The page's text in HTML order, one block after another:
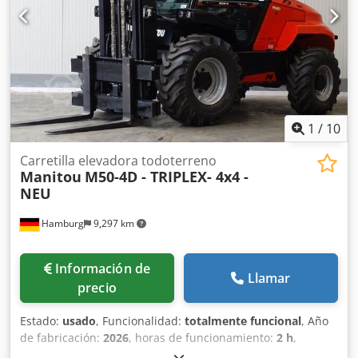
con cargador externo Sistema de llenado automático Vea el
vídeo en YouTube Djdjy Niimopfx Agvskr
1 / 10
Hamburg 9,297 km
Carretilla elevadora todoterreno
Manitou M50-4D - TRIPLEX- 4x4 -
NEU
Información de
precio
Llamar
Estado: usado, Funcionalidad: totalmente funcional, Año
de fabricación: 2026, horas de funcionamiento: 2 h,
5,000 kg, altura de elevación: